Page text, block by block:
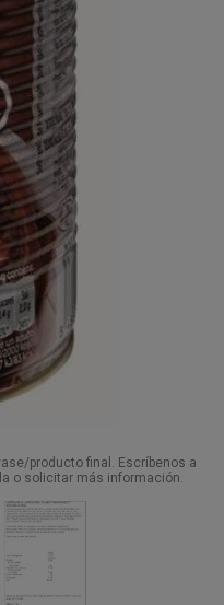
producto final. Escríbenos a
o solicitar más información.